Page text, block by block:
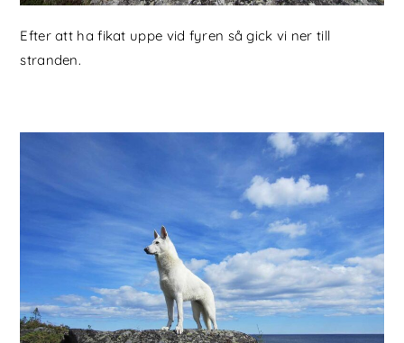
Efter att ha fikat uppe vid fyren så gick vi ner till
stranden.